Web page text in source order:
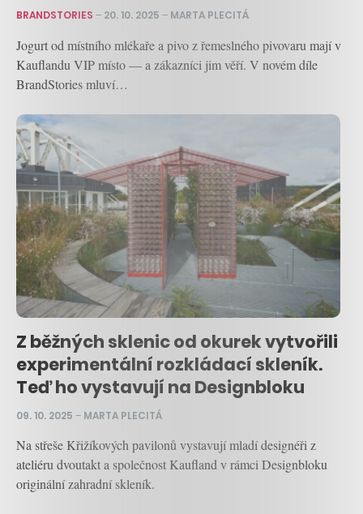
BRANDSTORIES – 20. 10. 2025 – MARTA PLECITÁ
Jogurt od místního mlékaře a pivo z řemeslného pivovaru mají v
Kauflandu VIP místo — a zákazníci jim věří. V novém díle
BrandStories mluví…
Z běžných sklenic od okurek vytvořili
experimentální rozkládací skleník.
Teď ho vystavují na Designbloku
09. 10. 2025 – MARTA PLECITÁ
Na střeše Křižíkových pavilonů vystavují mladí designéři z
ateliéru dvoutakt a společnost Kaufland v rámci Designbloku
originální zahradní skleník.